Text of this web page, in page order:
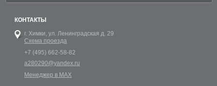
КОНТАКТЫ
г. Химки, ул. Ленинградская д. 29
Схема проезда
+7 (495) 662-58-82
a280290@yandex.ru
Менеджер в MAX